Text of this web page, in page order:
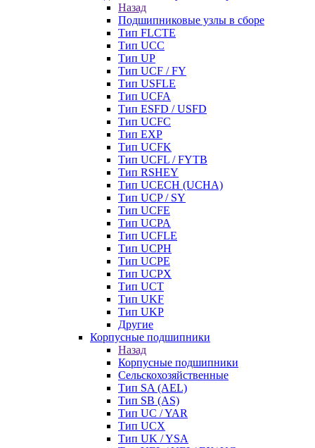
Назад
Подшипниковые узлы в сборе
Тип FLCTE
Тип UCC
Тип UP
Тип UCF / FY
Тип USFLE
Тип UCFA
Тип ESFD / USFD
Тип UCFC
Тип EXP
Тип UCFK
Тип UCFL / FYTB
Тип RSHEY
Тип UCECH (UCHA)
Тип UCP / SY
Тип UCFE
Тип UCPA
Тип UCFLE
Тип UCPH
Тип UCPE
Тип UCPX
Тип UCT
Тип UKF
Тип UKP
Другие
Корпусные подшипники
Назад
Корпусные подшипники
Сельскохозяйственные
Тип SA (AEL)
Тип SB (AS)
Тип UC / YAR
Тип UCX
Тип UK / YSA